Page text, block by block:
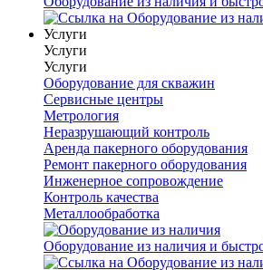
Услуги
Услуги
Услуги
Оборудование для скважин
Сервисные центры
Метрология
Неразрушающий контроль
Аренда пакерного оборудования
Ремонт пакерного оборудования
Инженерное сопровождение
Контроль качества
Металлообработка
Оборудование из наличия и